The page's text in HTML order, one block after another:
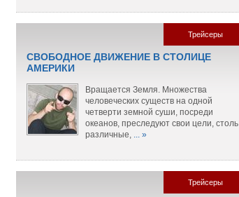
Трейсеры
СВОБОДНОЕ ДВИЖЕНИЕ В СТОЛИЦЕ
АМЕРИКИ
Вращается Земля. Множества
человеческих существ на одной
четверти земной суши, посреди
океанов, преследуют свои цели, столь
различные, ... »
Трейсеры